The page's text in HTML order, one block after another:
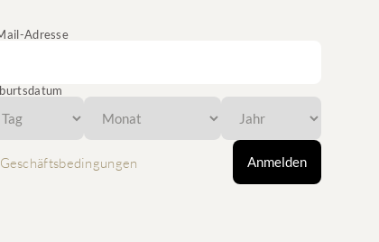
Adresse
Anmelden